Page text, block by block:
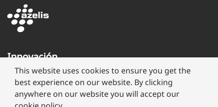
Innovación
través
de
formulación
This website uses cookies to ensure you get the
best experience on our website. By clicking
anywhere on our website you will accept our